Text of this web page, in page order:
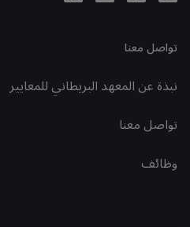
تواصل معنا
نبذة عن المعهد البريطاني للمعايير
تواصل معنا
وظائف